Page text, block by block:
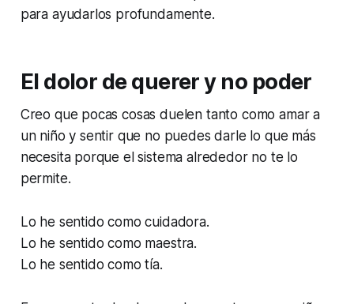
para ayudarlos profundamente.
El dolor de querer y no poder
Creo que pocas cosas duelen tanto como amar a
un niño y sentir que no puedes darle lo que más
necesita porque el sistema alrededor no te lo
permite.
Lo he sentido como cuidadora.
Lo he sentido como maestra.
Lo he sentido como tía.